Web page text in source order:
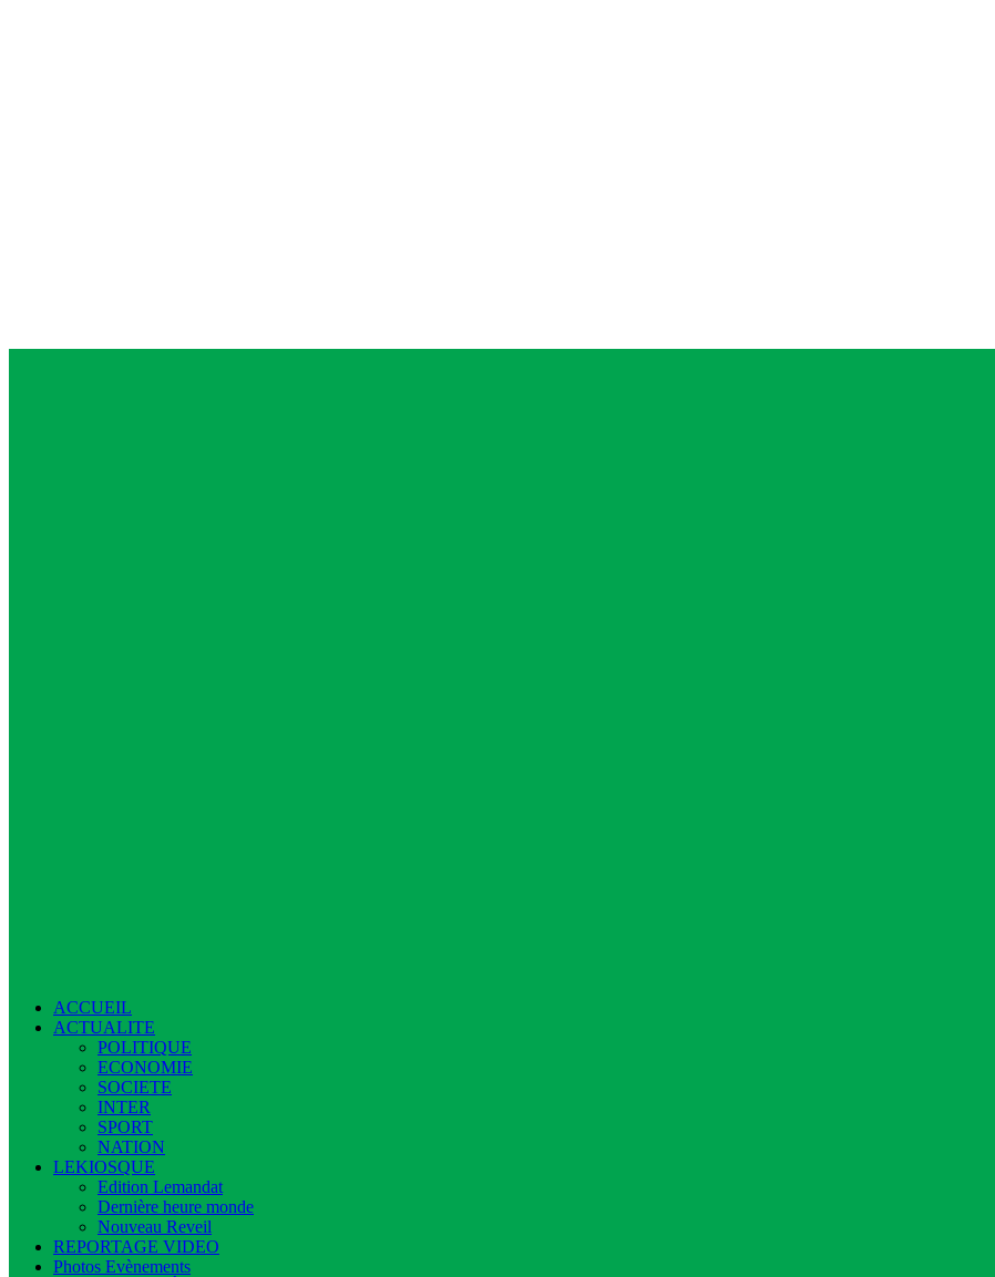
ACCUEIL
ACTUALITE
POLITIQUE
ECONOMIE
SOCIETE
INTER
SPORT
NATION
LEKIOSQUE
Edition Lemandat
Dernière heure monde
Nouveau Reveil
REPORTAGE VIDEO
Photos Evènements